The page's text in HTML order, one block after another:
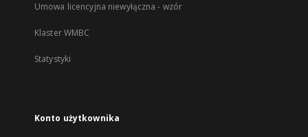
Umowa licencyjna niewyłączna - wzór
Klaster WMBC
Statystyki
Konto użytkownika